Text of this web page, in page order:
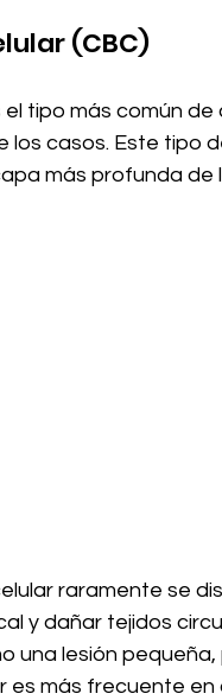
(CBC)
tipo más común
los casos. Este tipo
más profunda de
raramente se
y dañar tejidos
una lesión
es más frecuente